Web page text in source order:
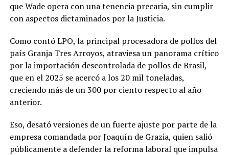
que Wade opera con una tenencia precaria, sin cumplir
con aspectos dictaminados por la Justicia.
Como contó LPO, la principal procesadora de pollos del
país Granja Tres Arroyos, atraviesa un panorama crítico
por la importación descontrolada de pollos de Brasil,
que en el 2025 se acercó a los 20 mil toneladas,
creciendo más de un 300 por ciento respecto al año
anterior.
Eso, desató versiones de un fuerte ajuste por parte de la
empresa comandada por Joaquín de Grazia, quien salió
públicamente a defender la reforma laboral que impulsa